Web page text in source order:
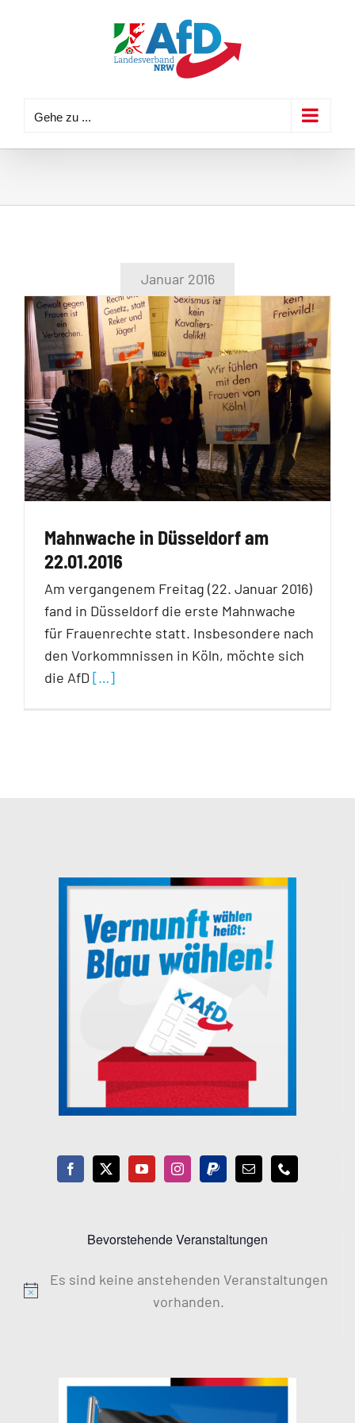
Gehe zu ...
Januar 2016
Mahnwache in Düsseldorf am
22.01.2016
Am vergangenem Freitag (22. Januar 2016)
fand in Düsseldorf die erste Mahnwache
für Frauenrechte statt. Insbesondere nach
den Vorkommnissen in Köln, möchte sich
die AfD […]
Bevorstehende Veranstaltungen
Hinweis
Es sind keine anstehenden Veranstaltungen
vorhanden.